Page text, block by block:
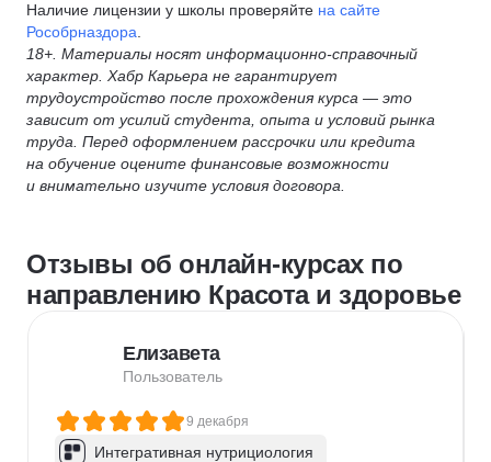
Наличие лицензии у школы проверяйте на сайте
Рособрназдора
18+. Материалы носят информационно-справочный
характер. Хабр Карьера не гарантирует
трудоустройство после прохождения курса — это
зависит от усилий студента, опыта и условий рынка
труда. Перед оформлением рассрочки или кредита
на обучение оцените финансовые возможности
и внимательно изучите условия договора.
Отзывы об онлайн-курсах по
направлению Красота и здоровье
Елизавета
Пользователь
9 декабря
Интегративная нутрициология